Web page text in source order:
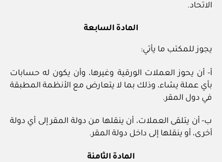
الاتحاد.
المادة السابعة
يجوز للمكتب ما يأتي:
أ- أن يحوز العملات الورقية وغيرها، وأن يكون له حسابات
بأي عملة يشاء، وذلك بما لا يتعارض مع الأنظمة المطبقة
في دول المقر.
ب- أن يتلقى العملات، أن ينقلها من دولة المقر إلى أي دولة
أخرى، أو ينقلها إلى داخل دولة المقر.
المادة الثامنة